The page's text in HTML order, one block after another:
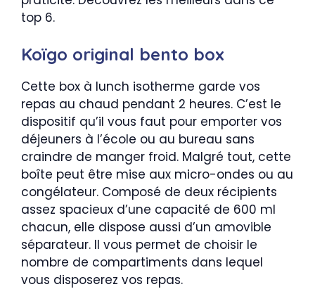
top 6.
Koïgo original bento box
Cette box à lunch isotherme garde vos
repas au chaud pendant 2 heures. C’est le
dispositif qu’il vous faut pour emporter vos
déjeuners à l’école ou au bureau sans
craindre de manger froid. Malgré tout, cette
boîte peut être mise aux micro-ondes ou au
congélateur. Composé de deux récipients
assez spacieux d’une capacité de 600 ml
chacun, elle dispose aussi d’un amovible
séparateur. Il vous permet de choisir le
nombre de compartiments dans lequel
vous disposerez vos repas.